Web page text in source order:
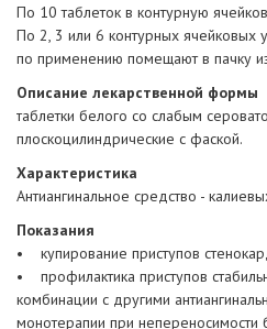
По 10 таблеток в контурную
По 2, 3 или 6 контурных ячейковых
по применению помещают в пачку
Описание лекарственной формы
таблетки белого со слабым
плоскоцилиндрические с фаской.
Характеристика
Антиангинальное средство -
Показания
• купирование приступов
• профилактика приступов
комбинации с другими
монотерапии при непереносимости